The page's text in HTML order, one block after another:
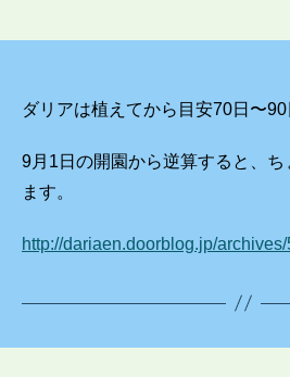
ダリアは植えてから目安70日〜90
9月1日の開園から逆算すると、ち
ます。
http://dariaen.doorblog.jp/